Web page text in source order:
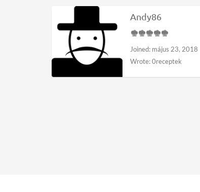
Andy86
Joined: május 23, 2018
Wrote: 0receptek